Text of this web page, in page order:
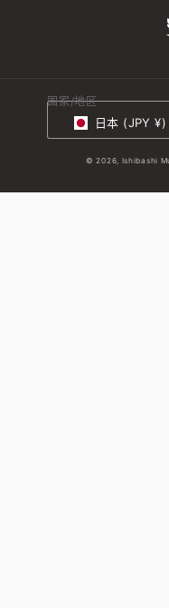
国家/地区
日本 (JPY ¥)
© 2026, Ishibashi